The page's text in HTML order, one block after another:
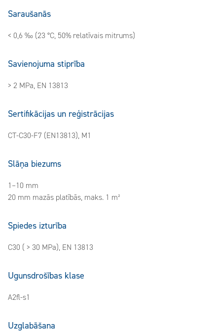
Saraušanās
< 0,6 ‰ (23 °C, 50% relatīvais mitrums)
Savienojuma stiprība
> 2 MPa, EN 13813
Sertifikācijas un reģistrācijas
CT-C30-F7 (EN13813), M1
Slāņa biezums
1–10 mm
20 mm mazās platībās, maks. 1 m²
Spiedes izturība
C30 ( > 30 MPa), EN 13813
Ugunsdrošības klase
A2fl-s1
Uzglabāšana